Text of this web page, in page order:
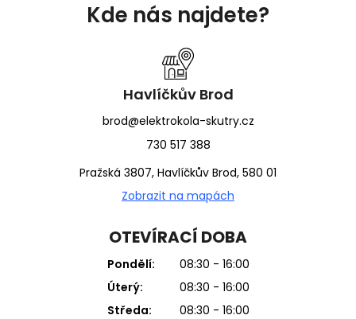
Kde nás najdete?
Havlíčkův Brod
brod@elektrokola-skutry.cz
730 517 388
Pražská 3807, Havlíčkův Brod, 580 01
Zobrazit na mapách
OTEVÍRACÍ DOBA
Pondělí:
08:30 - 16:00
Úterý:
08:30 - 16:00
Středa:
08:30 - 16:00